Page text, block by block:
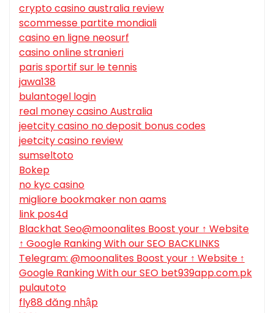
crypto casino australia review
scommesse partite mondiali
casino en ligne neosurf
casino online stranieri
paris sportif sur le tennis
jawa138
bulantogel login
real money casino Australia
jeetcity casino no deposit bonus codes
jeetcity casino review
sumseltoto
Bokep
no kyc casino
migliore bookmaker non aams
link pos4d
Blackhat Seo@moonalites Boost your ↑ Website
↑ Google Ranking With our SEO BACKLINKS
Telegram: @moonalites Boost your ↑ Website ↑
Google Ranking With our SEO bet939app.com.pk
pulautoto
fly88 đăng nhập